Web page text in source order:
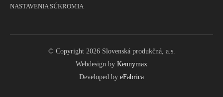
NASTAVENIA SÚKROMIA
© Copyright 2026 Slovenská produkčná, a.s.
Webdesign by Kennymax
Developed by eFabrica